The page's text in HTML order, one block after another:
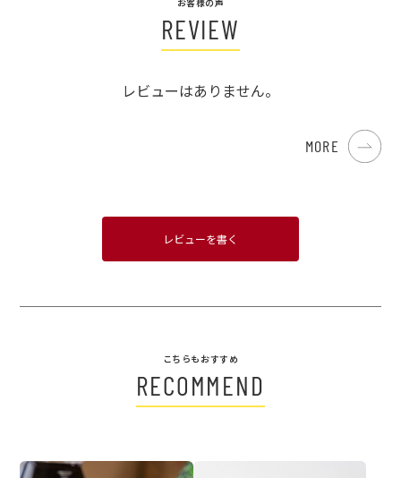
REVIEW
レビューはありません。
MORE
レビューを書く
こちらもおすすめ
RECOMMEND